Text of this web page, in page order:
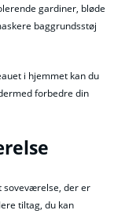
gardiner, bløde
baggrundsstøj
i hjemmet kan du
forbedre din
soveværelse, der er
tiltag, du kan